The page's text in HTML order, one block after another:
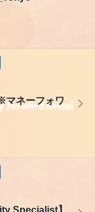
マネーフォワ
Specialist】